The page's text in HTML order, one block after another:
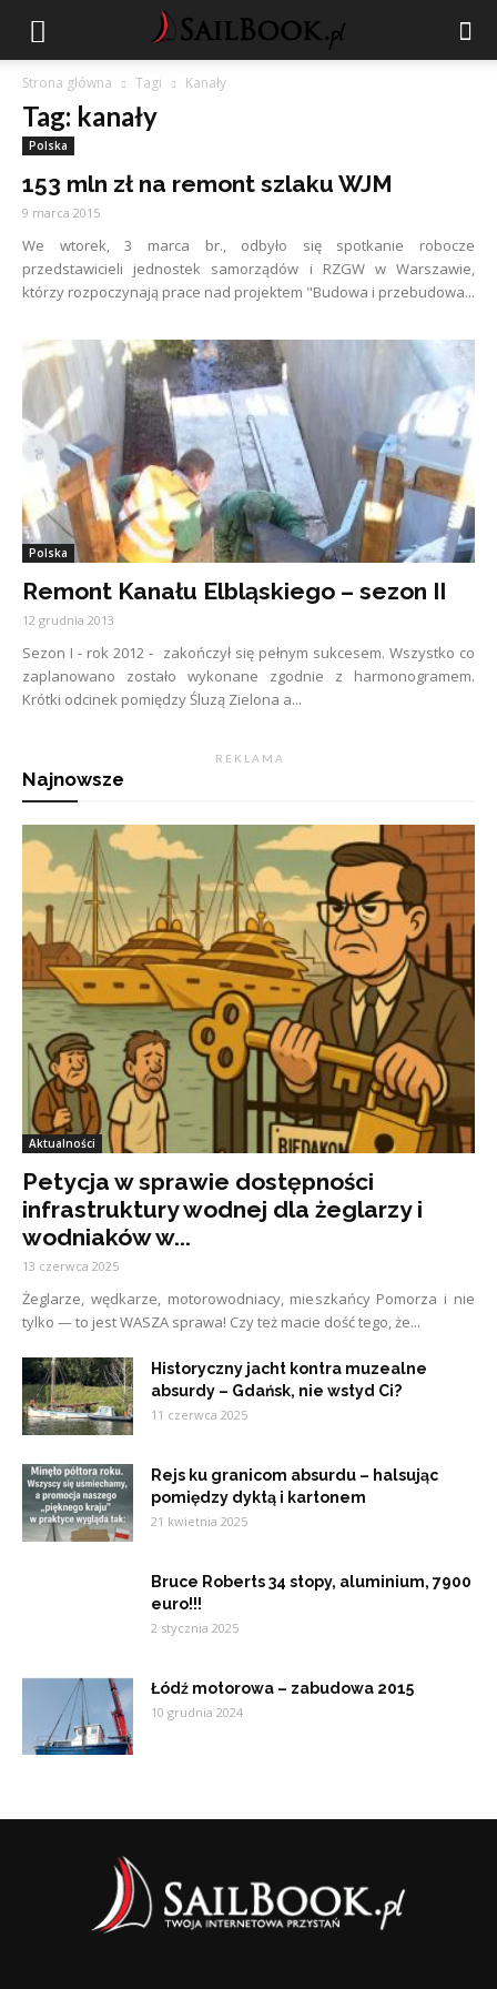
Strona główna Tagi Kanały
Tag: kanały
Polska
153 mln zł na remont szlaku WJM
9 marca 2015
We wtorek, 3 marca br., odbyło się spotkanie robocze
przedstawicieli jednostek samorządów i RZGW w Warszawie,
którzy rozpoczynają prace nad projektem "Budowa i przebudowa...
Polska
Remont Kanału Elbląskiego – sezon II
12 grudnia 2013
Sezon I - rok 2012 - zakończył się pełnym sukcesem. Wszystko co
zaplanowano zostało wykonane zgodnie z harmonogramem.
Krótki odcinek pomiędzy Śluzą Zielona a...
R E K L A M A
Najnowsze
Aktualności
Petycja w sprawie dostępności
infrastruktury wodnej dla żeglarzy i
wodniaków w...
13 czerwca 2025
Żeglarze, wędkarze, motorowodniacy, mieszkańcy Pomorza i nie
tylko — to jest WASZA sprawa! Czy też macie dość tego, że...
Historyczny jacht kontra muzealne
absurdy – Gdańsk, nie wstyd Ci?
11 czerwca 2025
Rejs ku granicom absurdu – halsując
pomiędzy dyktą i kartonem
21 kwietnia 2025
Bruce Roberts 34 stopy, aluminium, 7900
euro!!!
2 stycznia 2025
Łódź motorowa – zabudowa 2015
10 grudnia 2024